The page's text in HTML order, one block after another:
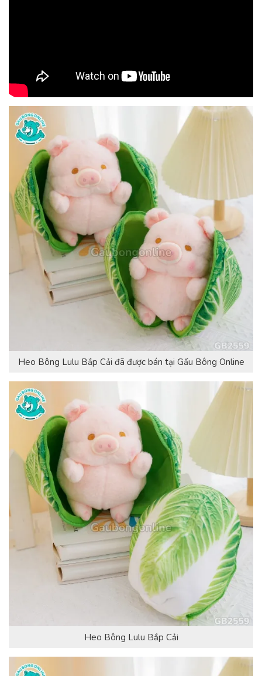
Heo Bông Lulu Bắp Cải đã được bán tại Gấu Bông Online
Heo Bông Lulu Bắp Cải